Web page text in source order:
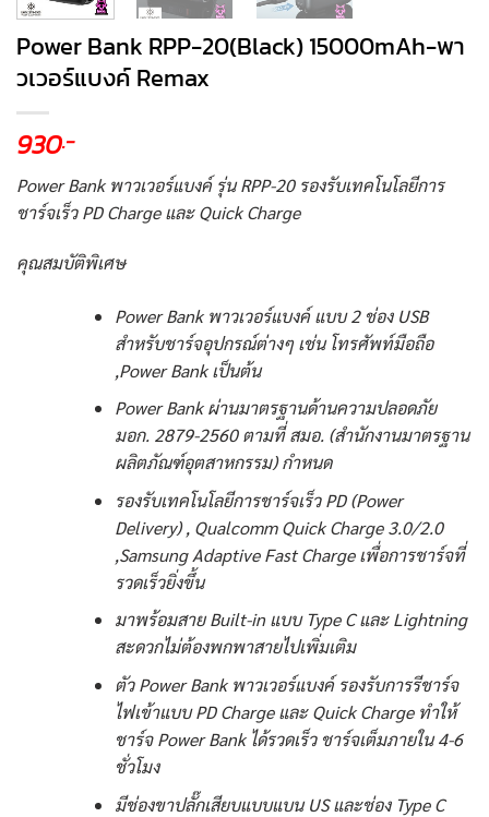
Power Bank RPP-20(Black) 15000mAh-พา
วเวอร์แบงค์ Remax
930.-
Power Bank พาวเวอร์แบงค์ รุ่น RPP-20 รองรับเทคโนโลยีการ
ชาร์จเร็ว PD Charge และ Quick Charge
คุณสมบัติพิเศษ
Power Bank พาวเวอร์แบงค์ แบบ 2 ช่อง USB
สำหรับชาร์จอุปกรณ์ต่างๆ เช่น โทรศัพท์มือถือ
,Power Bank เป็นต้น
Power Bank ผ่านมาตรฐานด้านความปลอดภัย
มอก. 2879-2560 ตามที่ สมอ. (สำนักงานมาตรฐาน
ผลิตภัณฑ์อุตสาหกรรม) กำหนด
รองรับเทคโนโลยีการชาร์จเร็ว PD (Power
Delivery) , Qualcomm Quick Charge 3.0/2.0
,Samsung Adaptive Fast Charge เพื่อการชาร์จที่
รวดเร็วยิ่งขึ้น
มาพร้อมสาย Built-in แบบ Type C และ Lightning
สะดวกไม่ต้องพกพาสายไปเพิ่มเติม
ตัว Power Bank พาวเวอร์แบงค์ รองรับการรีชาร์จ
ไฟเข้าแบบ PD Charge และ Quick Charge ทำให้
ชาร์จ Power Bank ได้รวดเร็ว ชาร์จเต็มภายใน 4-6
ชั่วโมง
มีช่องขาปลั๊กเสียบแบบแบน US และช่อง Type C